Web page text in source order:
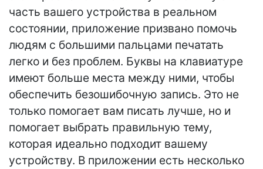
часть вашего устройства в реальном
состоянии, приложение призвано помочь
людям с большими пальцами печатать
легко и без проблем. Буквы на клавиатуре
имеют больше места между ними, чтобы
обеспечить безошибочную запись. Это не
только помогает вам писать лучше, но и
помогает выбрать правильную тему,
которая идеально подходит вашему
устройству. В приложении есть несколько